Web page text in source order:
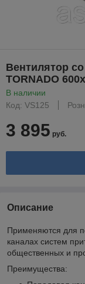
Вентилятор
TORNADO
В наличии
Код: VS125
3 895 руб.
Описание
Применяются для
каналах систем
общественных и
Преимущества: